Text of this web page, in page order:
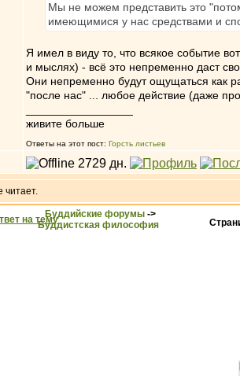
Мы не можем представить это
имеющимися у нас средствами и
Я имел в виду то, что всякое событие
и мыслях) - всё это непременно даст
Они непременно будут ощущаться как
"после нас" ... любое действие (даже
живите больше
Ответы на этот пост: Горсть листьев
читает.
Буддийские форумы ->
Буддистская философия